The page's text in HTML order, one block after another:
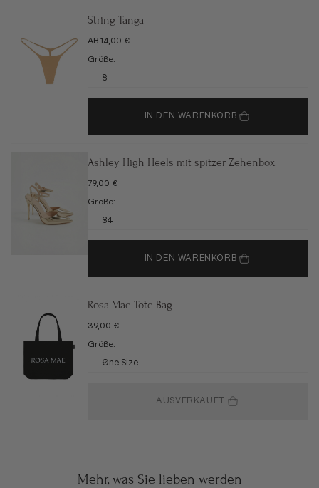
String Tanga
ANGEBOT
AB 14,00 €
Größe:
S
IN DEN WARENKORB
Ashley High Heels mit spitzer Zehenbox
ANGEBOT
79,00 €
Größe:
34
IN DEN WARENKORB
Rosa Mae Tote Bag
ANGEBOT
39,00 €
Größe:
One Size
AUSVERKAUFT
Mehr, was Sie lieben werden